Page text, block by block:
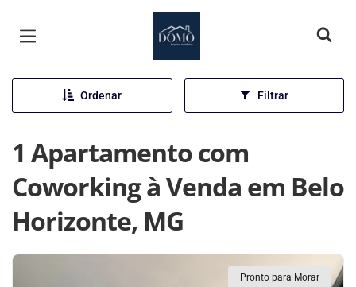
Página inicial
Ordenar Filtrar
1 Apartamento com
Coworking à Venda em Belo
Horizonte, MG
Pronto para Morar